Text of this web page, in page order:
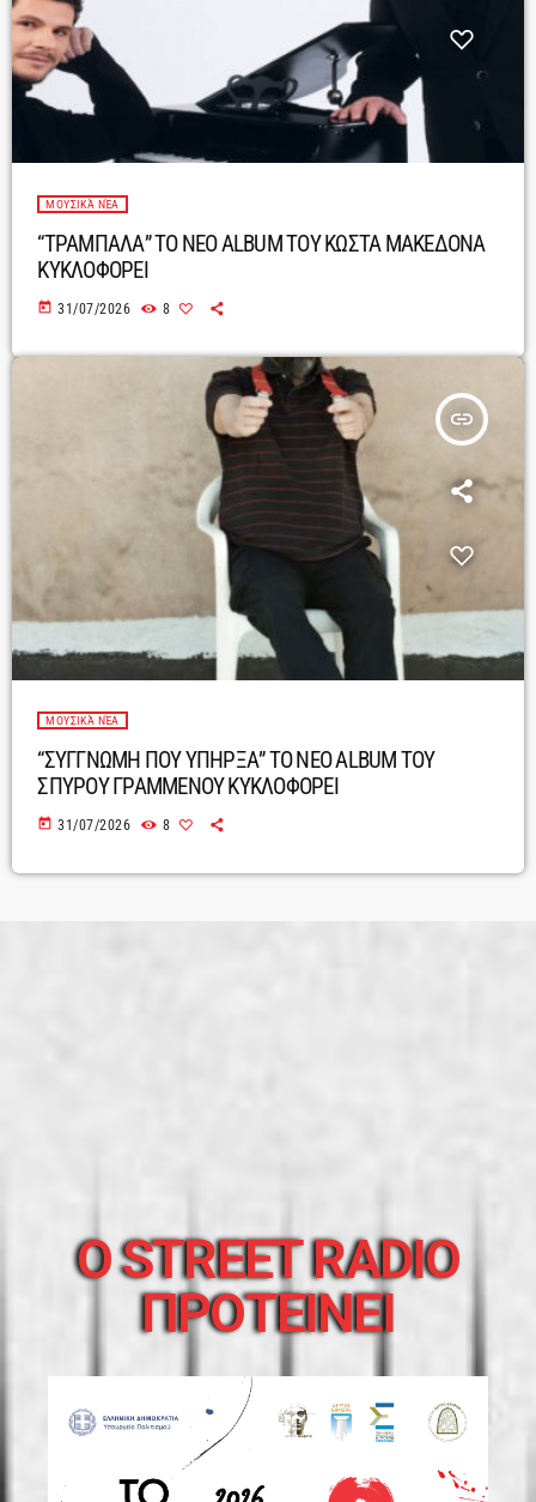
ΜΟΥΣΙΚΆ ΝΈΑ
“ΤΡΑΜΠΑΛΑ” ΤΟ ΝΕΟ ALBUM ΤΟΥ ΚΩΣΤΑ ΜΑΚΕΔΟΝΑ
ΚΥΚΛΟΦΟΡΕΙ
today 31/07/2026 8
insert_link
ΜΟΥΣΙΚΆ ΝΈΑ
“ΣΥΓΓΝΩΜΗ ΠΟΥ ΥΠΗΡΞΑ” ΤΟ ΝΕΟ ALBUM ΤΟΥ
ΣΠΥΡΟΥ ΓΡΑΜΜΕΝΟΥ ΚΥΚΛΟΦΟΡΕΙ
today 31/07/2026 8
O STREET RADIO
ΠΡΟΤΕΙΝΕΙ